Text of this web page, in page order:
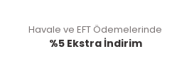
Havale ve EFT Ödemelerinde
%5 Ekstra İndirim